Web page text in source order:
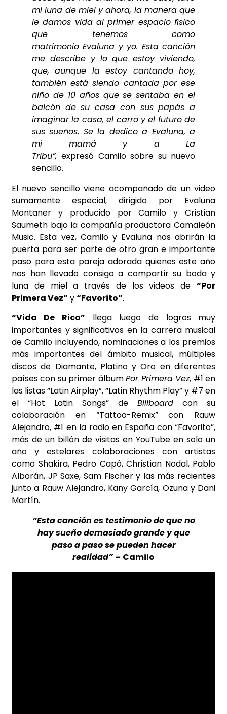
mi luna de miel y ahora, la manera que
le damos vida al primer espacio físico
que tenemos como
matrimonio Evaluna y yo. Esta canción
me describe y lo que estoy viviendo,
que, aunque la estoy cantando hoy,
también está siendo cantada por ese
niño de 10 años que se sentaba en el
balcón de su casa con sus papás a
imaginar la casa, el carro y el futuro de
sus sueños. Se la dedico a Evaluna, a
mi mamá y a La
Tribu”,expresó Camilo sobre su nuevo
sencillo.
El nuevo sencillo viene acompañado de un video
sumamente especial, dirigido por Evaluna
Montaner y producido por Camilo y Cristian
Saumeth bajo la compañía productora Camaleón
Music. Esta vez, Camilo y Evaluna nos abrirán la
puerta para ser parte de otro gran e importante
paso para esta pareja adorada quienes este año
nos han llevado consigo a compartir su boda y
luna de miel a través de los videos de “Por
Primera Vez” y“Favorito”.
“Vida De Rico”
llega luego
de logros muy
importantes y significativos en la carrera musical
de Camilo incluyendo, nominaciones a los premios
más importantes del ámbito musical, múltiples
discos de Diamante, Platino y Oro en diferentes
países con su primer álbumPor Primera Vez, #1 en
las listas “Latin Airplay”, “Latin Rhythm Play” y #7 en
el “Hot Latin Songs” de Billboard con su
colaboración en “Tattoo-Remix” con Rauw
Alejandro, #1 en la radio en España con “Favorito”,
más de un billón de visitas en YouTube en solo un
año y estelares colaboraciones con artistas
como Shakira, Pedro Capó, Christian Nodal, Pablo
Alborán, JP Saxe, Sam Fischer y las más recientes
junto a Rauw Alejandro, Kany García, Ozuna y Dani
Martín.
“Esta canción es testimonio de que no
hay sueño demasiado grande y que
paso a paso se pueden hacer
realidad” – Camilo